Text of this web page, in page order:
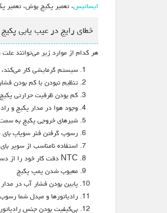
ایساتیس، تعمیر پکیج بوش، تعمیر
خطای رایج در عیب یابی
هر کدام از موارد زیر می‌توانند
سیستم گرمایشی کار می‌کند،
تنظیم نبودن یا کم بودن
کم بودن ظرفیت حرارتی
وجود هوا در مدار پکیج و
شیرهای خروجی پکیج به سمت
رسوب گرفتن فنر سوپاپ
استفاده نامناسب از سوپر
NTC دقت کار خود را از دست داده است
معیوب شدن پمپ پکیج
پایین بودن فشار آب در
رادیاتورها و مبدل شما
بی‌کیفیت بودن جنس